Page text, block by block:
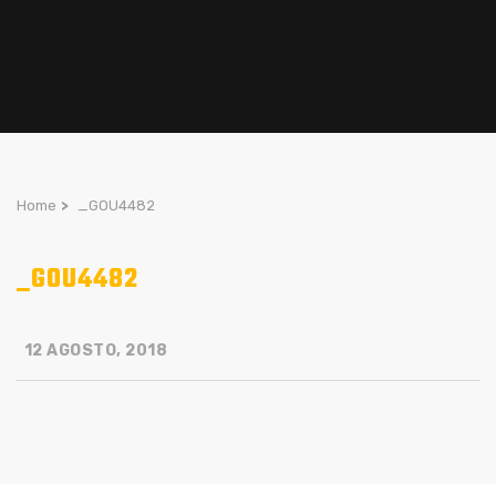
Home > _GOU4482
_GOU4482
12 AGOSTO, 2018